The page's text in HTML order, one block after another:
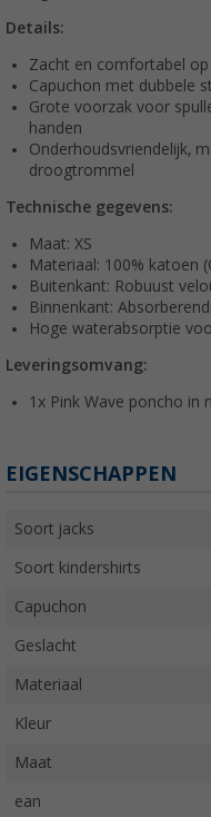
Details:
Zacht en comfortabel op
Capuchon met dubbele
Grote voorzak voor
handen
Onderhoudsvriendelijk,
droogtrommel
Technische gegevens:
Maat: XS
Materiaal: 100% katoen
Buitenkant: Robuust
Binnenkant:
Hoge waterabsorptie
Leveringsomvang:
1x Pink Wave poncho in
EIGENSCHAPPEN
Soort jacks
Soort kindershirts
Capuchon
Geslacht
Materiaal
Kleur
Maat
ean